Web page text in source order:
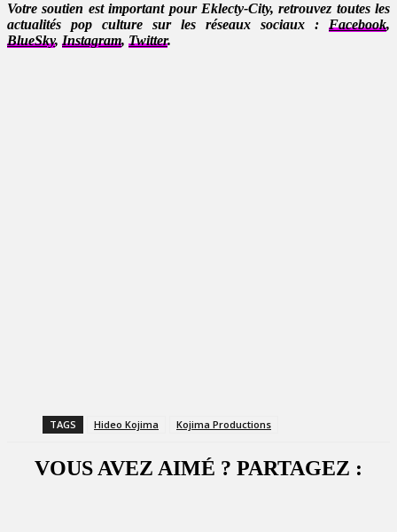
Votre soutien est important pour Eklecty-City, retrouvez toutes les
actualités pop culture sur les réseaux sociaux : Facebook,
BlueSky, Instagram, Twitter.
TAGS Hideo Kojima Kojima Productions
VOUS AVEZ AIMÉ ? PARTAGEZ :